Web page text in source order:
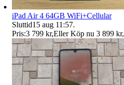
iPad Air 4 64GB WiFi+Cellular
Sluttid15 aug 11:57.
Pris:3 799 kr,Eller Köp nu 3 899 kr,